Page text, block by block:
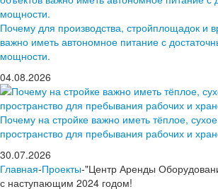
Почему для производства, стройплощадок и
важно иметь автономное питание с
мощности.
04.08.2026
Почему на стройке важно иметь тёплое,
пространство для пребывания рабочих и
30.07.2026
Главная-Проекты-"Центр Аренды
с наступающим 2024 годом!